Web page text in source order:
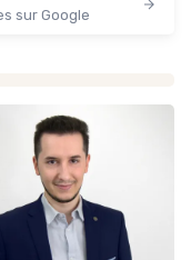
sur Google